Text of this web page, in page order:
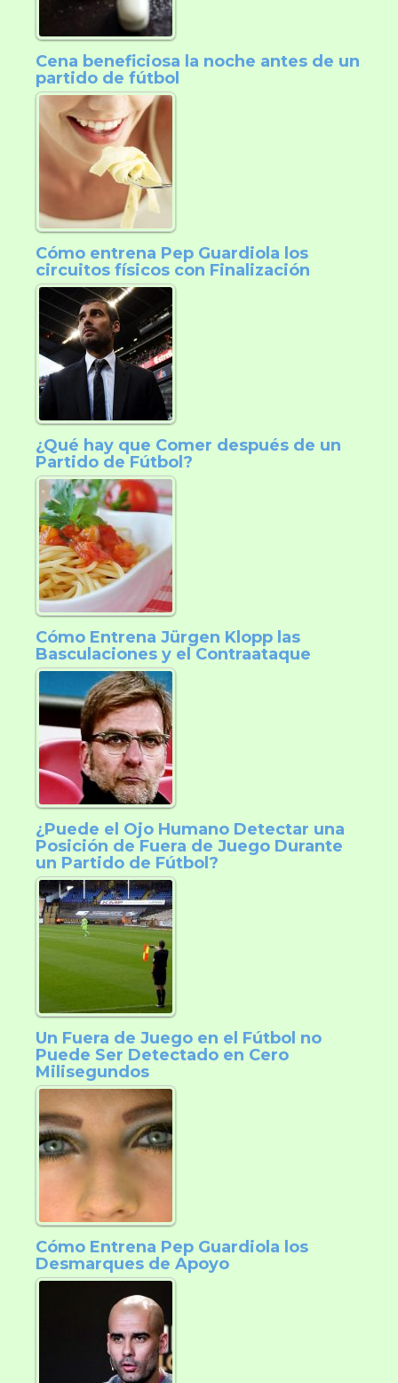
Cena beneficiosa la noche antes de un
partido de fútbol
Cómo entrena Pep Guardiola los
circuitos físicos con Finalización
¿Qué hay que Comer después de un
Partido de Fútbol?
Cómo Entrena Jürgen Klopp las
Basculaciones y el Contraataque
¿Puede el Ojo Humano Detectar una
Posición de Fuera de Juego Durante
un Partido de Fútbol?
Un Fuera de Juego en el Fútbol no
Puede Ser Detectado en Cero
Milisegundos
Cómo Entrena Pep Guardiola los
Desmarques de Apoyo